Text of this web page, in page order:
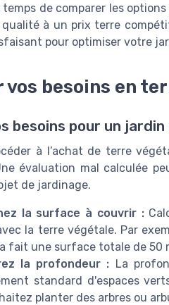
temps de comparer les
à un prix terre
pour optimiser votre
vos besoins en
besoins pour un jardin
à l’achat de terre
évaluation mal calculée
de jardinage.
la surface à couvrir :
la terre végétale. Par
fait une surface totale de 50
la profondeur : La
standard d'espaces
planter des arbres ou